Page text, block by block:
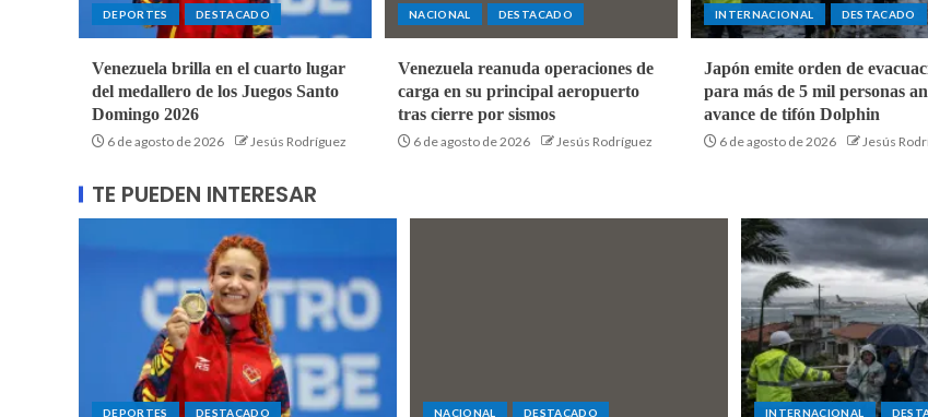
DEPORTES DESTACADO
Venezuela brilla en el cuarto lugar
del medallero de los Juegos Santo
Domingo 2026
6 de agosto de 2026 Jesús Rodríguez
NACIONAL DESTACADO
Venezuela reanuda operaciones de
carga en su principal aeropuerto
tras cierre por sismos
6 de agosto de 2026 Jesús Rodríguez
INTERNACIONAL DESTACADO
Japón emite orden de
para más de 5 mil personas
avance de tifón Dolphin
6 de agosto de 2026 Jesús
TE PUEDEN INTERESAR
DEPORTES DESTACADO NACIONAL DESTACADO INTERNACIONAL